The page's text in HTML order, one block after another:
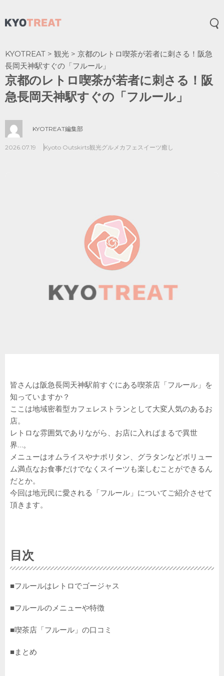
メ
KYOTREAT > 観光 > 京都のレトロ喫茶が若者に刺さる！阪急
長岡天神駅すぐの「フルール」
京都のレトロ喫茶が若者に刺さる！阪
急長岡天神駅すぐの「フルール」
KYOTREAT編集部
2026.07.19 Kyoto Outskirts観光グルメ カフェ スイーツ癒し
皆さんは阪急長岡天神駅前すぐにある喫茶店「フルール」を
知っていますか？
ここは地域密着型カフェレストランとして大変人気のあるお
店。
レトロな雰囲気でありながら、お店に入ればまるで異世
界…。
メニューはオムライスやナポリタン、グラタンなどボリュー
ム満点なお食事だけでなくスイーツも楽しむことができるん
だとか。
今回は地元民に愛される「フルール」についてご紹介させて
頂きます。
目次
■フルールはレトロでゴージャス
■フルールのメニューや特徴
■喫茶店「フルール」の口コミ
■まとめ